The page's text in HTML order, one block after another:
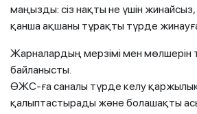
маңызды: сіз нақты не үшін
қанша ақшаны тұрақты түрде
Жарналардың мерзімі мен мөлшерін
байланысты.
ӨЖС-ға саналы түрде келу қаржылық
қалыптастырады және болашақты